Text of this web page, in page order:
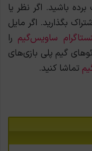
باشید. اگر نظر یا
بگذارید. اگر مایل
ساویس‌گیم را
گیم پلی بازی‌های
تماشا کنید.